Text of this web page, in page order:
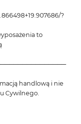
?
to
handlową i nie
Cywilnego.